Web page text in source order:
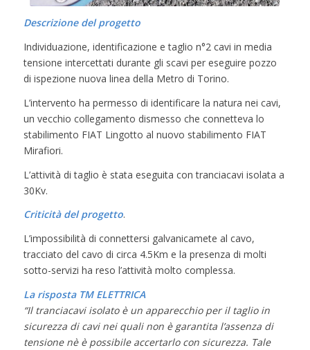
Descrizione del progetto
Individuazione, identificazione e taglio n°2 cavi in media
tensione intercettati durante gli scavi per eseguire pozzo
di ispezione nuova linea della Metro di Torino.
L’intervento ha permesso di identificare la natura nei cavi,
un vecchio collegamento dismesso che connetteva lo
stabilimento FIAT Lingotto al nuovo stabilimento FIAT
Mirafiori.
L’attività di taglio è stata eseguita con tranciacavi isolata a
30Kv.
Criticità del progetto.
L’impossibilità di connettersi galvanicamete al cavo,
tracciato del cavo di circa 4.5Km e la presenza di molti
sotto-servizi ha reso l’attività molto complessa.
La risposta TM ELETTRICA
“Il tranciacavi isolato è un apparecchio per il taglio in
sicurezza di cavi nei quali non è garantita l’assenza di
tensione nè è possibile accertarlo con sicurezza. Tale